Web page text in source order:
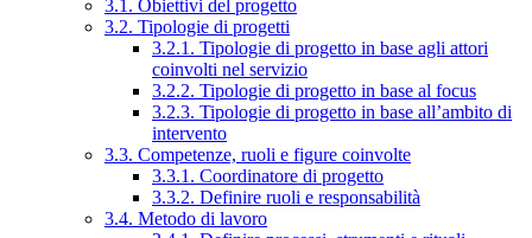
3.1. Obiettivi del progetto
3.2. Tipologie di progetti
3.2.1. Tipologie di progetto in base agli attori
coinvolti nel servizio
3.2.2. Tipologie di progetto in base al focus
3.2.3. Tipologie di progetto in base all’ambito di
intervento
3.3. Competenze, ruoli e figure coinvolte
3.3.1. Coordinatore di progetto
3.3.2. Definire ruoli e responsabilità
3.4. Metodo di lavoro